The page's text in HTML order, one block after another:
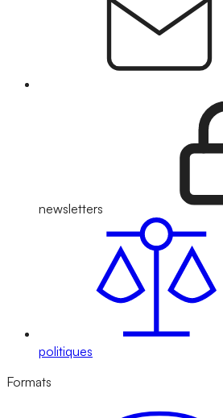
newsletters
politiques
Formats